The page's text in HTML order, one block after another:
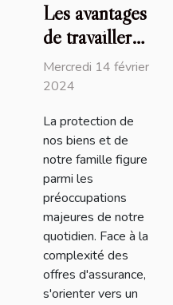
Les avantages
de travailler
avec un
courtier
local pour la
protection de
vos biens et de
votre famille
Mercredi 14 février
2024
La protection de
nos biens et de
notre famille figure
parmi les
préoccupations
majeures de notre
quotidien. Face à la
complexité des
offres d'assurance,
s'orienter vers un